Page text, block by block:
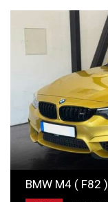
BMW M4 ( F82